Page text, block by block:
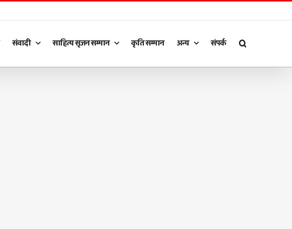
संवादी साहित्य सृजन सम्मान कृति सम्मान अन्य संपर्क